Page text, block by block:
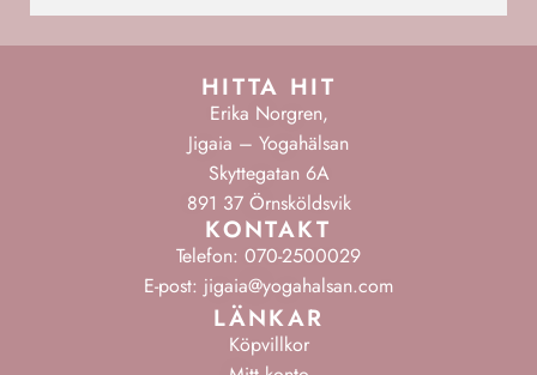
HITTA HIT
Erika Norgren,
Jigaia – Yogahälsan
Skyttegatan 6A
891 37 Örnsköldsvik
KONTAKT
Telefon: 070-2500029
E-post: jigaia@yogahalsan.com
LÄNKAR
Köpvillkor